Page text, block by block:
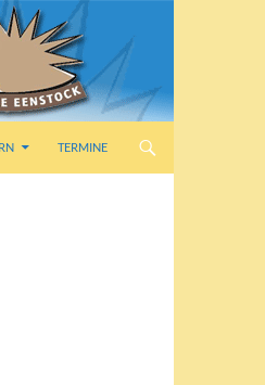
TERMINE